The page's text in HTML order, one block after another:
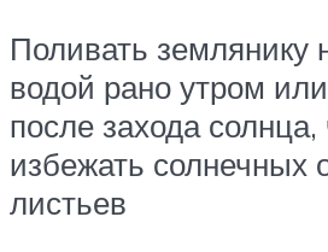
Поливать землянику
водой рано утром
после захода
избежать солнечных
листьев